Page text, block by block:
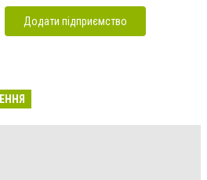
Додати підприємство